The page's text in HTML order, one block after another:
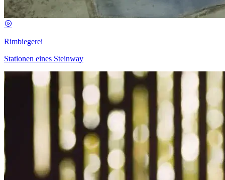
Rimbiegerei
Stationen eines Steinway